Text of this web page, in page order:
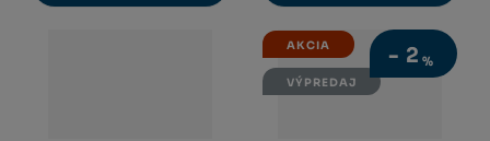
- 2%
AKCIA
VÝPREDAJ